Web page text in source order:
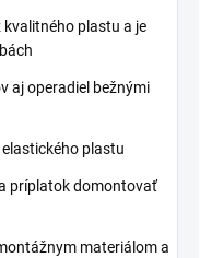
kvalitného plastu a je
aj operadiel bežnými
plastu
príplatok domontovať
materiálom a